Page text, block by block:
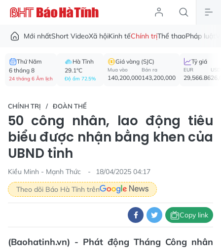
Mới nhấtShort VideoXã hộiKinh tếChính trịThể thaoPháp luật
Thứ Năm
6 tháng 8
24 tháng 6 Âm lịch
Hà Tĩnh
29.1°C
Độ ẩm 72.5%
Giá vàng (SJC)
Mua vào
140,200,000
Bán ra
143,200,000
Tỷ giá
EUR
29,566.86
USD
CHÍNH TRỊ ĐOÀN THỂ
50 công nhân, lao động tiêu
biểu được nhận bằng khen của
UBND tỉnh
Kiều Minh - Mạnh Thức
18/04/2025 04:17
Theo dõi Báo Hà Tĩnh trên
Copy link
(Baohatinh.vn) - Phát động Tháng Công nhân